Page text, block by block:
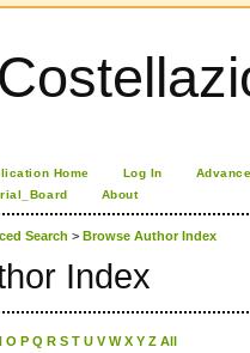
Home Log In
About
Search > Browse Author Index
Index
O P Q R S T U V W X Y Z All